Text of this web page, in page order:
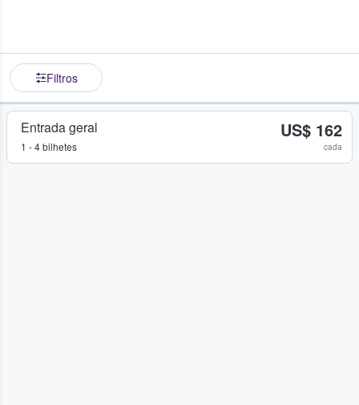
Filtros
Entrada geral
1 - 4 bilhetes
US$ 162
cada